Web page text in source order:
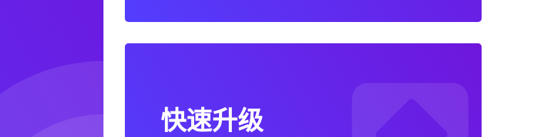
快速升级